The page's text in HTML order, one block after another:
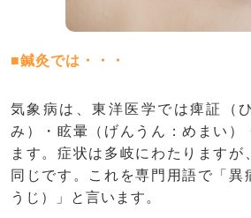
■鍼灸では・・・
気象病は、東洋医学では痺証（
み）・眩暈（げんうん：めまい）
ます。症状は多岐にわたりますが
同じです。これを専門用語で「異
うじ）」と言います。